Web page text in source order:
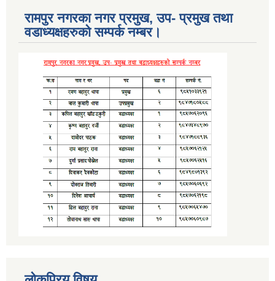
रामपुर नगरका नगर प्रमुख, उप- प्रमुख तथा
वडाध्यक्षहरुको सम्पर्क नम्बर।